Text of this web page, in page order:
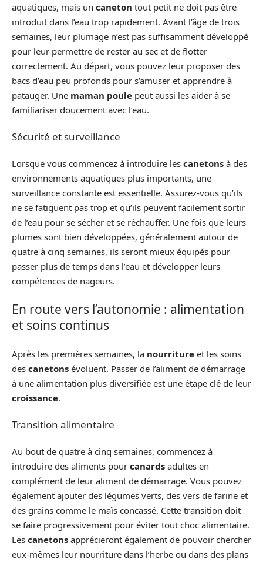
aquatiques, mais un caneton tout petit ne doit pas être
introduit dans l’eau trop rapidement. Avant l’âge de trois
semaines, leur plumage n’est pas suffisamment développé
pour leur permettre de rester au sec et de flotter
correctement. Au départ, vous pouvez leur proposer des
bacs d’eau peu profonds pour s’amuser et apprendre à
patauger. Une maman poule peut aussi les aider à se
familiariser doucement avec l’eau.
Sécurité et surveillance
Lorsque vous commencez à introduire les canetons à des
environnements aquatiques plus importants, une
surveillance constante est essentielle. Assurez-vous qu’ils
ne se fatiguent pas trop et qu’ils peuvent facilement sortir
de l’eau pour se sécher et se réchauffer. Une fois que leurs
plumes sont bien développées, généralement autour de
quatre à cinq semaines, ils seront mieux équipés pour
passer plus de temps dans l’eau et développer leurs
compétences de nageurs.
En route vers l’autonomie : alimentation
et soins continus
Après les premières semaines, la nourriture et les soins
des canetons évoluent. Passer de l’aliment de démarrage
à une alimentation plus diversifiée est une étape clé de leur
croissance.
Transition alimentaire
Au bout de quatre à cinq semaines, commencez à
introduire des aliments pour canards adultes en
complément de leur aliment de démarrage. Vous pouvez
également ajouter des légumes verts, des vers de farine et
des grains comme le maïs concassé. Cette transition doit
se faire progressivement pour éviter tout choc alimentaire.
Les canetons apprécieront également de pouvoir chercher
eux-mêmes leur nourriture dans l’herbe ou dans des plans